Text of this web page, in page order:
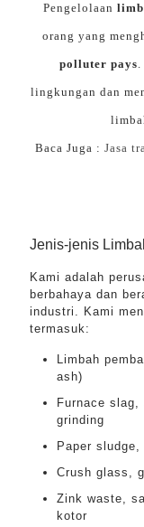
Pengelolaan
orang yang
polluter pays
lingkungan dan
Baca Juga : Jasa
Jenis-jenis
Kami adalah
berbahaya dan
industri. Kami
termasuk:
Limbah
ash)
Furnace
grinding
Paper
Crush glass,
Zink waste,
kotor